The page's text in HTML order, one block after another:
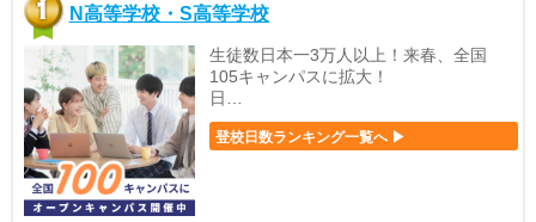
N高等学校・S高等学校
生徒数日本一3万人以上！来春、全国
105キャンパスに拡大！
日…
登校日数ランキング一覧へ ▶